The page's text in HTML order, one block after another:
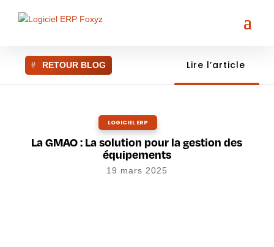
RETOUR BLOG Lire l’article
LOGICIEL ERP
La GMAO : La solution pour la gestion des
équipements
19 mars 2025